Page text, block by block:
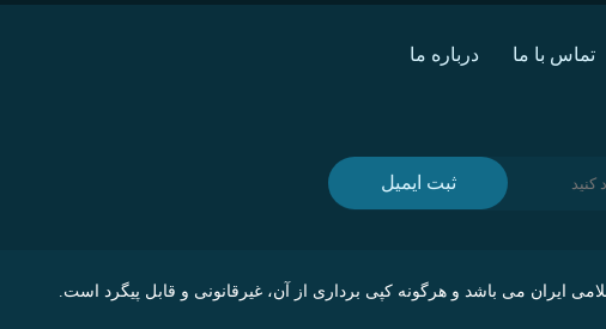
تماس با ما درباره ما
ثبت ایمیل
ایران می باشد و هرگونه کپی برداری از آن، غیرقانونی و قابل پیگرد است.